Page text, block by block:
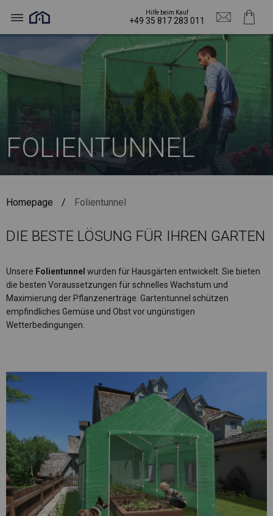
Hilfe beim Kauf
+49 35 817 283 011
FOLIENTUNNEL
Homepage / Folientunnel
DIE BESTE LÖSUNG FÜR IHREN GARTEN
Unsere Folientunnel wurden für Hausgärten entwickelt. Sie bieten
die besten Voraussetzungen für schnelles Wachstum und
Maximierung der Pflanzenerträge. Gartentunnel schützen
empfindliches Gemüse und Obst vor ungünstigen
Wetterbedingungen.